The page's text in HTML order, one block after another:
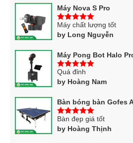
Máy Nova S Pro
5trên 5
Máy chất lượng tốt
by Long Nguyễn
Máy Pong Bot Halo
5trên 5
Quá đỉnh
by Hoàng Nam
Bàn bóng bàn Gofes
5trên 5
Bàn đẹp giá tốt
by Hoàng Thịnh